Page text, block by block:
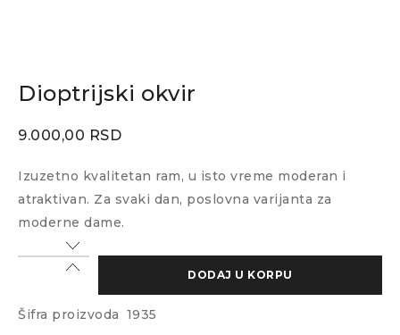
Dioptrijski okvir
9.000,00 RSD
Izuzetno kvalitetan ram, u isto vreme moderan i
atraktivan. Za svaki dan, poslovna varijanta za
moderne dame.
DODAJ U KORPU
Šifra proizvoda 1935